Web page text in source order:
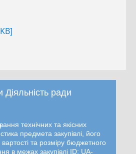
Діяльність ради
технічних та якісних
предмета закупівлі, його
вартості та розміру бюджетного
в межах закупівлі ID: UA-